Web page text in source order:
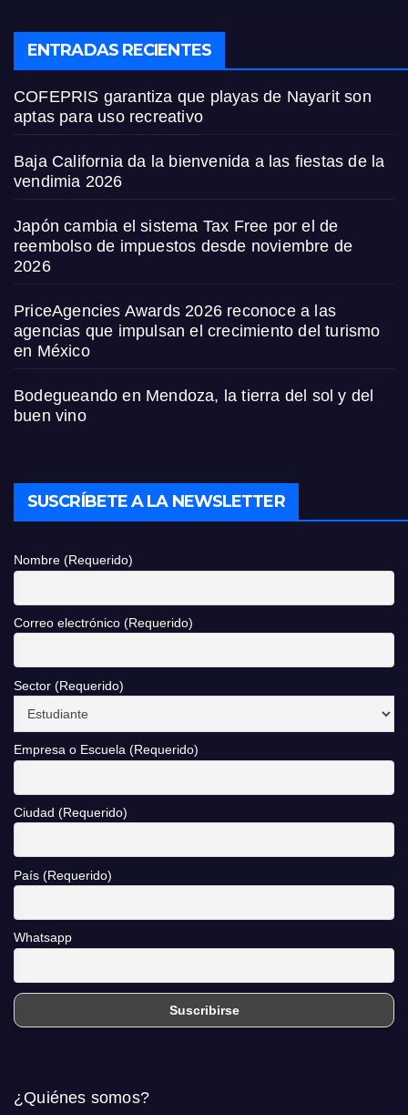
ENTRADAS RECIENTES
COFEPRIS garantiza que playas de Nayarit son
aptas para uso recreativo
Baja California da la bienvenida a las fiestas de la
vendimia 2026
Japón cambia el sistema Tax Free por el de
reembolso de impuestos desde noviembre de
2026
PriceAgencies Awards 2026 reconoce a las
agencias que impulsan el crecimiento del turismo
en México
Bodegueando en Mendoza, la tierra del sol y del
buen vino
SUSCRÍBETE A LA NEWSLETTER
Nombre (Requerido)
Correo electrónico (Requerido)
Sector (Requerido)
Empresa o Escuela (Requerido)
Ciudad (Requerido)
País (Requerido)
Whatsapp
¿Quiénes somos?